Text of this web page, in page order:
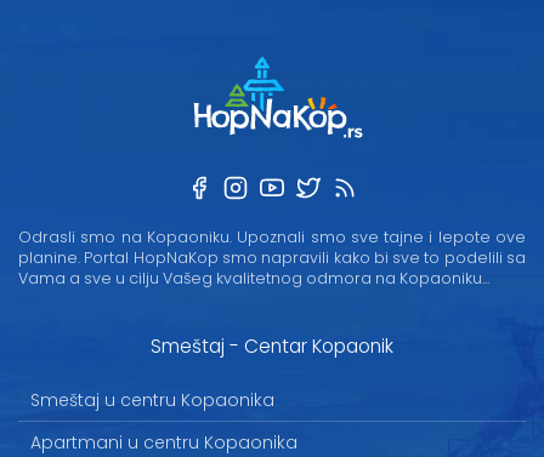
Odrasli smo na Kopaoniku. Upoznali smo sve tajne i lepote ove
planine. Portal HopNaKop smo napravili kako bi sve to podelili sa
Vama a sve u cilju Vašeg kvalitetnog odmora na Kopaoniku...
Smeštaj - Centar Kopaonik
Smeštaj u centru Kopaonika
Apartmani u centru Kopaonika